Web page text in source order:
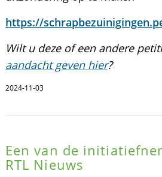
https://
Wilt u deze of een andere
aandacht geven hier?
2024-11-03
Een van de
RTL Nieuws